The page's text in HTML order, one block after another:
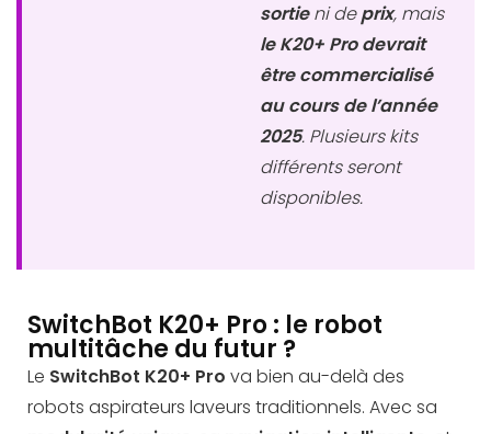
sortieni deprix, mais
le K20+ Pro devrait
être commercialisé
au cours de l’année
2025. Plusieurs kits
différents seront
disponibles.
SwitchBot K20+ Pro : le robot
multitâche du futur ?
Le SwitchBot K20+ Pro va bien au-delà des
robots aspirateurs laveurs traditionnels. Avec sa